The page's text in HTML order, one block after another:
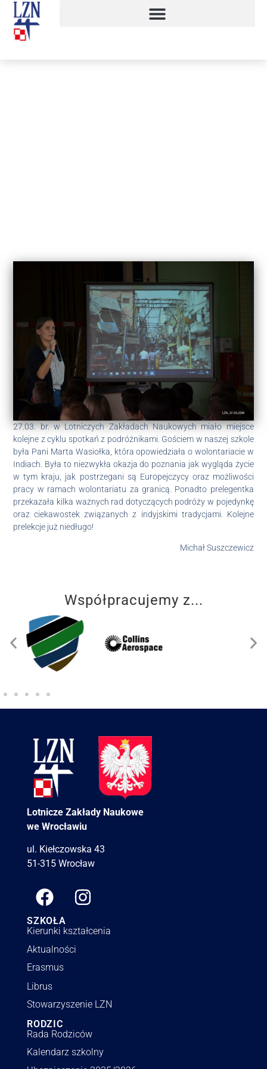
27.03. br. w Lotniczych Zakładach Naukowych miało miejsce
kolejne z cyklu spotkań z podróżnikami. Gościem w naszej szkole
była Pani Marta Wasiołka, która opowiedziała o wolontariacie w
Indiach. Była to niezwykła okazja do poznania jak wygląda życie
w tym kraju, jak postrzegani są Europejczycy oraz możliwości
pracy w ramach wolontariatu za granicą. Ponadto prelegentka
przekazała kilka ważnych rad dotyczących podróży w pojedynkę
oraz ciekawostek związanych z indyjskimi tradycjami. Kolejne
prelekcje już niedługo!
Michał Suszczewicz
Współpracujemy z...
Lotnicze Zakłady Naukowe
we Wrocławiu
ul. Kiełczowska 43
51-315 Wrocław
SZKOŁA
Kierunki kształcenia
Aktualności
Erasmus
Librus
Stowarzyszenie LZN
RODZIC
Rada Rodziców
Kalendarz szkolny